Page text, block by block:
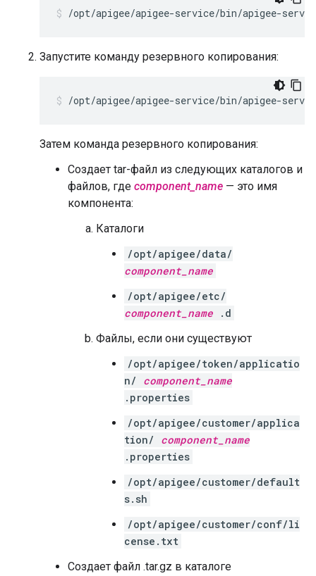
/opt/apigee/apigee-service/bin/apigee-
Запустите команду резервного копирования:
/opt/apigee/apigee-service/bin/apigee-
Затем команда резервного копирования:
Создает tar-файл из следующих каталогов и
файлов, где component_name — это имя
компонента:
Каталоги
/opt/apigee/data/
component_name
/opt/apigee/etc/
component_name .d
Файлы, если они существуют
/opt/apigee/token/applicatio
n/ component_name
.properties
/opt/apigee/customer/applica
tion/ component_name
.properties
/opt/apigee/customer/default
s.sh
/opt/apigee/customer/conf/li
cense.txt
Создает файл .tar.gz в каталоге